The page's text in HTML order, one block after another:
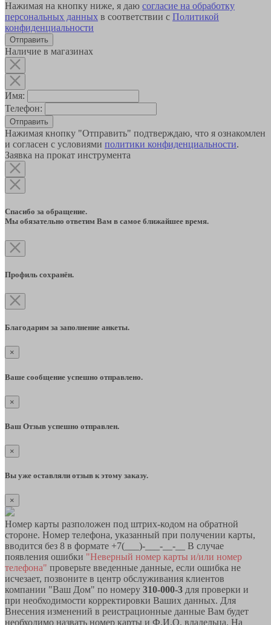
Нажимая на кнопку ниже, я даю согласие на обработку
персональных данных в соответствии с Политикой
конфиденциальности
Наличие в магазинах
Имя:
Телефон:
Отправить
Нажимая кнопку "Отправить" подтверждаю, что я ознакомлен
и согласен с условиями политики конфиденциальности.
Заявка на прокат инструмента
Спасибо за обращение.
Мы обязательно ответим Вам в самое ближайшее время.
Профиль сохранён.
Благодарим за заполнение анкеты.
×
Ваше сообщение успешно отправлено.
×
Ваш Отзыв успешно отправлен.
×
Вы уже оставляли отзыв к этому заказу.
×
Номер карты разположен под штрих-кодом на обратной
стороне. Номер телефона, указанный при получении карты,
вводится без 8 в формате +7(___)-___-__-__ В случае
появления ошибки "Неверный номер карты и/или номер
телефона" проверьте введенные данные, если ошибка не
исчезает, позвоните в центр обслуживания клиентов
компании "Ваш Дом" по номеру 310-000-3 для проверки и
при необходимости корректировки Ваших данных. Для
Внесения изменений в реистрационные данные Вам будет
необходимо назвать номер карты и Ф.И.О. владельца. На